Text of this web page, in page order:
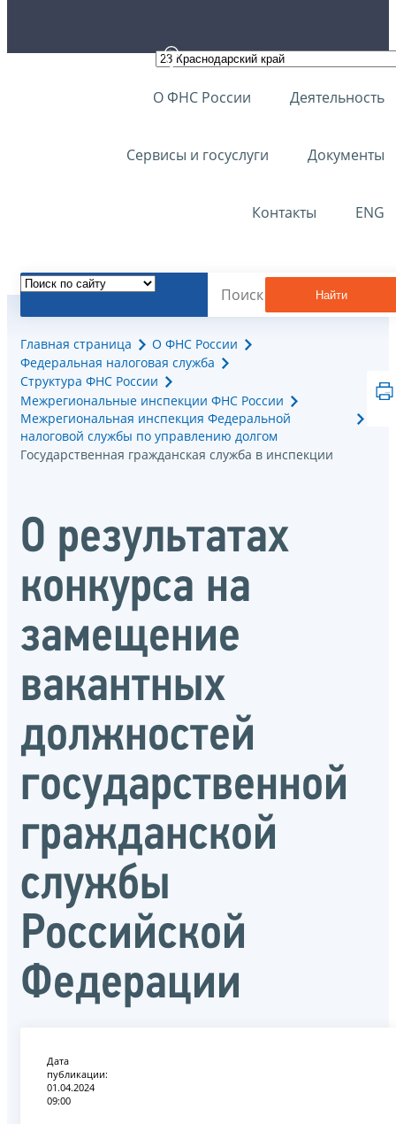
О ФНС России Деятельность
Сервисы и госуслуги Документы
Контакты ENG
Найти
Главная страница
О ФНС России
Федеральная налоговая служба
Структура ФНС России
Межрегиональные инспекции ФНС России
Межрегиональная инспекция Федеральной
налоговой службы по управлению долгом
Государственная гражданская служба в инспекции
О результатах
конкурса на
замещение
вакантных
должностей
государственной
гражданской
службы
Российской
Федерации
Дата
публикации:
01.04.2024
09:00